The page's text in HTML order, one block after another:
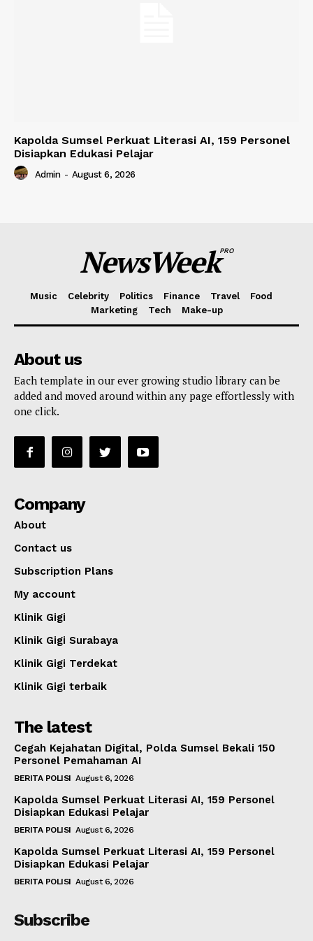
Kapolda Sumsel Perkuat Literasi AI, 159 Personel
Disiapkan Edukasi Pelajar
Admin - August 6, 2026
NewsWeekPRO
Music Celebrity Politics Finance Travel
Food
Marketing
Tech Make-up
About us
Each template in our ever growing studio library can be
added and moved around within any page effortlessly with
one click.
Company
About
Contact us
Subscription Plans
My account
Klinik Gigi
Klinik Gigi Surabaya
Klinik Gigi Terdekat
Klinik Gigi terbaik
The latest
Cegah Kejahatan Digital, Polda Sumsel Bekali 150
Personel Pemahaman AI
BERITA POLISI August 6, 2026
Kapolda Sumsel Perkuat Literasi AI, 159 Personel
Disiapkan Edukasi Pelajar
BERITA POLISI August 6, 2026
Kapolda Sumsel Perkuat Literasi AI, 159 Personel
Disiapkan Edukasi Pelajar
BERITA POLISI August 6, 2026
Subscribe